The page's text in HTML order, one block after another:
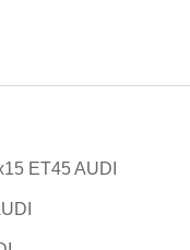
ET45 AUDI